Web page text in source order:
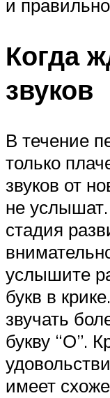
и
Когда
звуков
В течение
только
звуков от
не услышат.
стадия
услышите
букв в
звучать
букву “О”.
имеет